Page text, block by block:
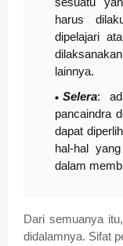
harus
dipelajari
lainnya.
Selera:
pancaindra
dapat
hal-hal
dalam
Dari semuanya
didalamnya. Sifat